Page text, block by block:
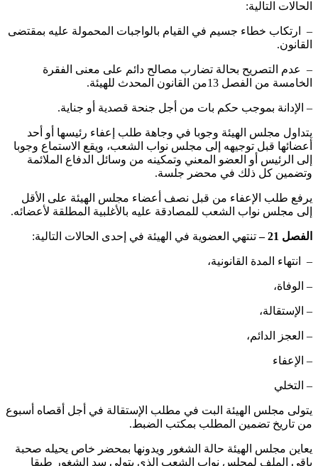
الحالات التالية:
– ‏ ارتكاب خطاء جسيم في القيام بالواجبات المحمولة عليه بمقتضى
القانون.
– ‏ عدم التصريح بحالة تضارب مصالح دائم على معنى الفقرة
الخامسة من الفصل 13من القانون المحدث للهيئة.
– ‏الإدانة بموجب حكم بات من أجل جنحة قصدية أو جناية.
‏يتداول مجلس الهيئة وجوبا في وجاهة طلب إعفاء رئيسها أو أحد
أعضائها قبل توجيهه إلى مجلس نواب الشعب، ويقع الاستماع وجوبا
إلى الرئيس أو العضو المعني وتمكينه من وسائل الدفاع الملائمة
وتضمين كل ذلك في محضر جلسة.
‏يرفع طلب الإعفاء من قبل نصف أعضاء مجلس الهيئة على الأقل
إلى مجلس نواب الشعب للمصادقة عليه بالأغلبية المطلقة لأعضائه.
الفصل 21 – تنتهي العضوية في الهيئة في إحدى الحالات التالية:
– ‏ انتهاء المدة القانونية،
– الوفاة،
– الإستقالة،
– العجز الدائم،
– الإعفاء
– التخلي
‏يتولى مجلس الهيئة البت في مطلب الإستقالة في أجل أقصاه أسبوع
من تاريخ تضمين المطلب بمكتب الضبط.
‏يعاين مجلس الهيئة حالة الشغور ويدونها بمحضر خاص يحيله صحبة
باقي الملف لمجلس نواب الشعب الذي يتولى سد الشغور طبقا